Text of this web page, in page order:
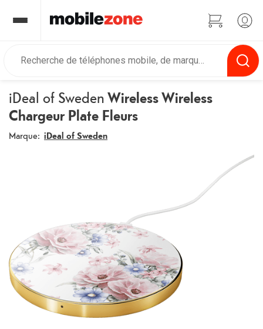
iDeal of SwedenWireless Wireless
Chargeur Plate Fleurs
Marque: iDeal of Sweden